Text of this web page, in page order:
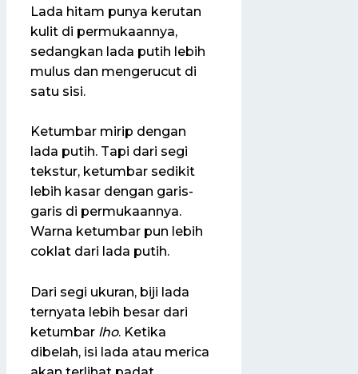
Lada hitam punya kerutan
kulit di permukaannya,
sedangkan lada putih lebih
mulus dan mengerucut di
satu sisi.
Ketumbar mirip dengan
lada putih. Tapi dari segi
tekstur, ketumbar sedikit
lebih kasar dengan garis-
garis di permukaannya.
Warna ketumbar pun lebih
coklat dari lada putih.
Dari segi ukuran, biji lada
ternyata lebih besar dari
ketumbar lho. Ketika
dibelah, isi lada atau merica